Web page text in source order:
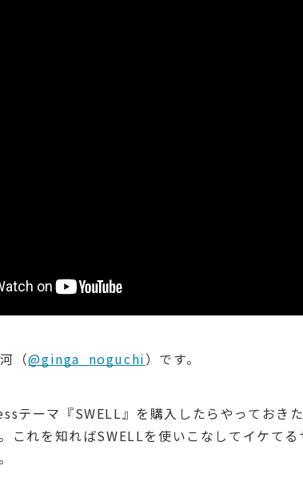
（@ginga_noguchi）です。
テーマ『SWELL』を購入したらやっておき
これを知ればSWELLを使いこなしてイケて